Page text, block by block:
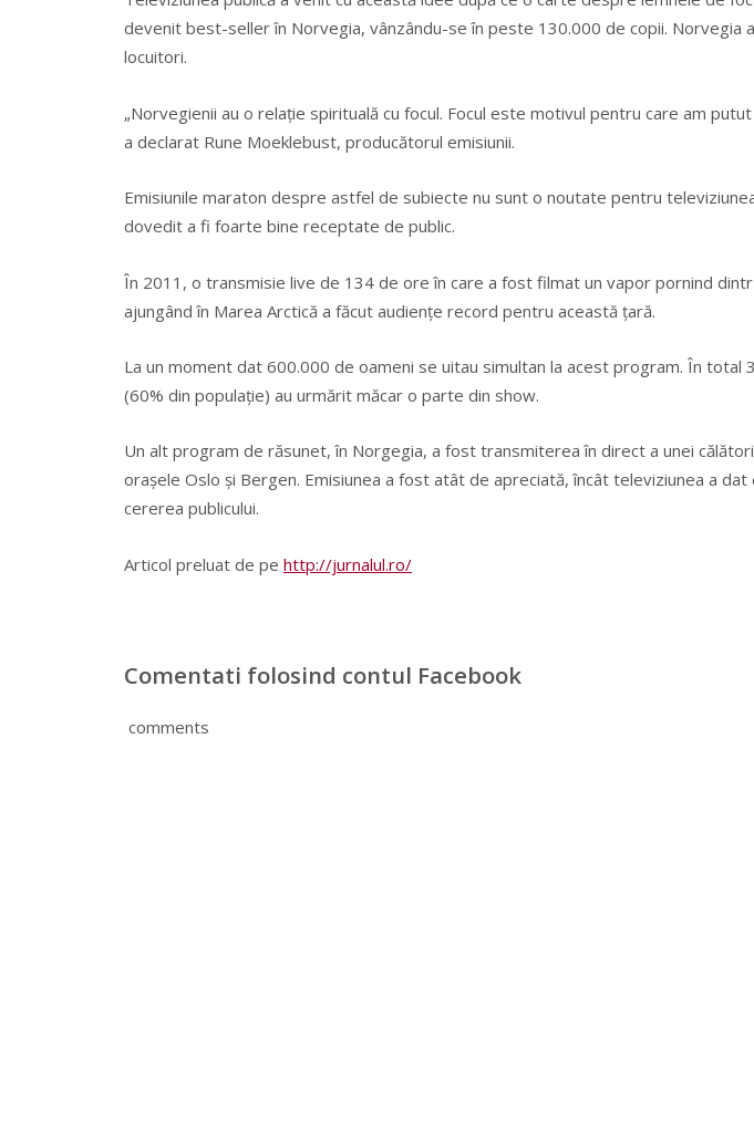
devenit best-seller în Norvegia, vânzându-se în peste 130.000 de copii. Norvegia
locuitori.
„Norvegienii au o relaţie spirituală cu focul. Focul este motivul pentru care am
a declarat Rune Moeklebust, producătorul emisiunii.
Emisiunile maraton despre astfel de subiecte nu sunt o noutate pentru
dovedit a fi foarte bine receptate de public.
În 2011, o transmisie live de 134 de ore în care a fost filmat un vapor pornind
ajungând în Marea Arctică a făcut audienţe record pentru această ţară.
La un moment dat 600.000 de oameni se uitau simultan la acest program. În total
(60% din populaţie) au urmărit măcar o parte din show.
Un alt program de răsunet, în Norgegia, a fost transmiterea în direct a unei
oraşele Oslo şi Bergen. Emisiunea a fost atât de apreciată, încât televiziunea a dat
cererea publicului.
Articol preluat de pe http://jurnalul.ro/
Comentati folosind contul Facebook
comments